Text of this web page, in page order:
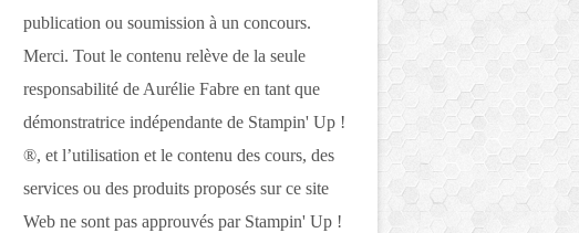
publication ou soumission à un concours.
Merci. Tout le contenu relève de la seule
responsabilité de Aurélie Fabre en tant que
démonstratrice indépendante de Stampin' Up !
®, et l’utilisation et le contenu des cours, des
services ou des produits proposés sur ce site
Web ne sont pas approuvés par Stampin' Up !